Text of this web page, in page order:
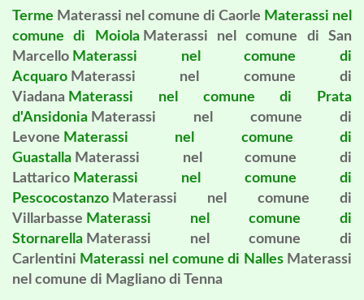
Terme Materassi nel comune di Caorle Materassi nel
comune di Moiola Materassi nel comune di San
Marcello Materassi nel comune di
Acquaro Materassi nel comune di
Viadana Materassi nel comune di Prata
d'Ansidonia Materassi nel comune di
Levone Materassi nel comune di
Guastalla Materassi nel comune di
Lattarico Materassi nel comune di
Pescocostanzo Materassi nel comune di
Villarbasse Materassi nel comune di
Stornarella Materassi nel comune di
Carlentini Materassi nel comune di Nalles Materassi
nel comune di Magliano di Tenna